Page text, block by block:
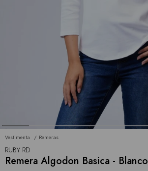
Vestimenta Remeras
RUBY RD
Remera Algodon Basica - Blanco